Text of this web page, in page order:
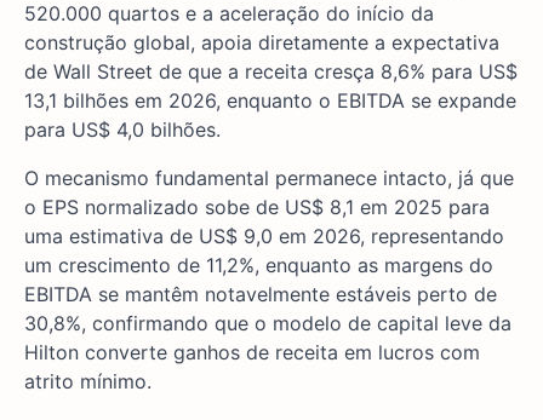
520.000 quartos e a aceleração do início da
construção global, apoia diretamente a expectativa
de Wall Street de que a receita cresça 8,6% para US$
13,1 bilhões em 2026, enquanto o EBITDA se expande
para US$ 4,0 bilhões.
O mecanismo fundamental permanece intacto, já que
o EPS normalizado sobe de US$ 8,1 em 2025 para
uma estimativa de US$ 9,0 em 2026, representando
um crescimento de 11,2%, enquanto as margens do
EBITDA se mantêm notavelmente estáveis perto de
30,8%, confirmando que o modelo de capital leve da
Hilton converte ganhos de receita em lucros com
atrito mínimo.